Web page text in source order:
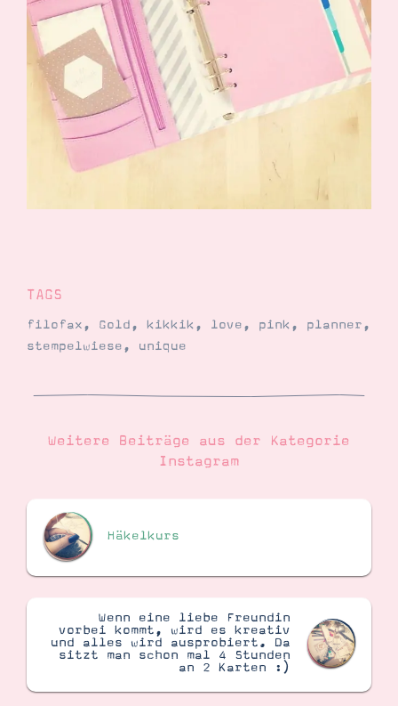
Angebote
Demonstrator werden
Blog
Gutscheine
Produkte erklärt
Über mich
Über Stampin’ Up!
Ordnungstipps
Suche Impressum
TAGS
filofax, Gold, kikkik, love, pink, planner,
stempelwiese, unique
Weitere Beiträge aus der Kategorie
Instagram
Häkelkurs
Wenn eine liebe Freundin
vorbei kommt, wird es kreativ
und alles wird ausprobiert. Da
sitzt man schon mal 4 Stunden
an 2 Karten :)